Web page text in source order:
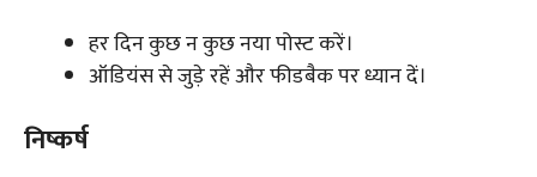
हर दिन कुछ न कुछ नया पोस्ट करें।
ऑडियंस से जुड़े रहें और फीडबैक पर ध्यान दें।
निष्कर्ष